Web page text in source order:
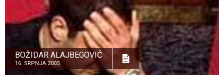
BOŽIDAR ALAJBEGOVIĆ
16. SRPNJA 2003.